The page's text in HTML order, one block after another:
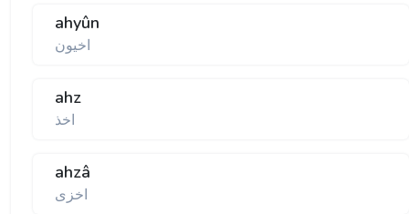
ahyûn
اخيون
ahz
اخذ
ahzâ
اخزى